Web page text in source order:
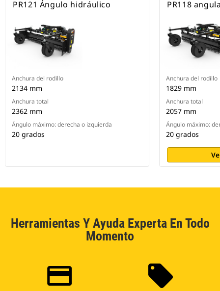
PR121 Ángulo hidráulico
Anchura del rodillo
2134 mm
Anchura total
2362 mm
Ángulo máximo: derecha o izquierda
20 grados
PR118
Anchura del rodillo
1829 mm
Anchura total
2057 mm
Ángulo máximo:
20 grados
Herramientas Y Ayuda Experta En Todo
Momento